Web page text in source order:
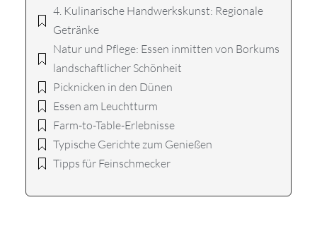
4. Kulinarische Handwerkskunst: Regionale
Getränke
Natur und Pflege: Essen inmitten von Borkums
landschaftlicher Schönheit
Picknicken in den Dünen
Essen am Leuchtturm
Farm-to-Table-Erlebnisse
Typische Gerichte zum Genießen
Tipps für Feinschmecker